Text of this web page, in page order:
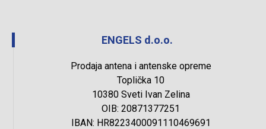
ENGELS d.o.o.
Prodaja antena i antenske opreme
Toplička 10
10380 Sveti Ivan Zelina
OIB: 20871377251
IBAN: HR8223400091110469691